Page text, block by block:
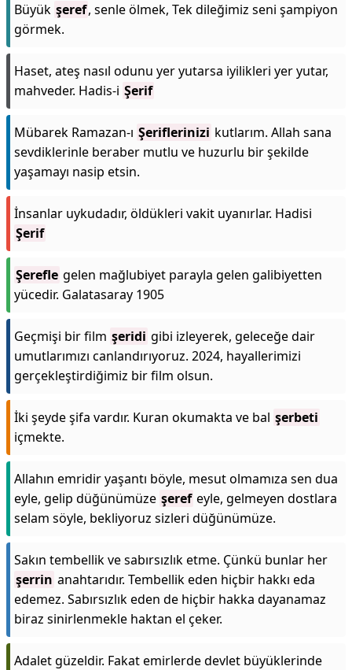
Büyük şeref, senle ölmek, Tek dileğimiz seni şampiyon
görmek.
Haset, ateş nasıl odunu yer yutarsa iyilikleri yer yutar,
mahveder. Hadis-i Şerif
Mübarek Ramazan-ı Şeriflerinizi kutlarım. Allah sana
sevdiklerinle beraber mutlu ve huzurlu bir şekilde
yaşamayı nasip etsin.
İnsanlar uykudadır, öldükleri vakit uyanırlar. Hadisi
Şerif
Şerefle gelen mağlubiyet parayla gelen galibiyetten
yücedir. Galatasaray 1905
Geçmişi bir film şeridi gibi izleyerek, geleceğe dair
umutlarımızı canlandırıyoruz. 2024, hayallerimizi
gerçekleştirdiğimiz bir film olsun.
İki şeyde şifa vardır. Kuran okumakta ve bal şerbeti
içmekte.
Allahın emridir yaşantı böyle, mesut olmamıza sen dua
eyle, gelip düğünümüze şeref eyle, gelmeyen dostlara
selam söyle, bekliyoruz sizleri düğünümüze.
Sakın tembellik ve sabırsızlık etme. Çünkü bunlar her
şerrin anahtarıdır. Tembellik eden hiçbir hakkı eda
edemez. Sabırsızlık eden de hiçbir hakka dayanamaz
biraz sinirlenmekle haktan el çeker.
Adalet güzeldir. Fakat emirlerde devlet büyüklerinde